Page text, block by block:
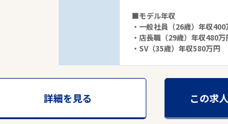
■モデル年収
・一般社員（26歳）年収400
・店長職（29歳）年収480万
・SV（35歳）年収580万円
詳細を見る この求